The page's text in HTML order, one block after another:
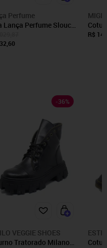
Perfume
Lança Perfume Slouch
R$
-36%
VEGGIE SHOES
Tratorado Milano